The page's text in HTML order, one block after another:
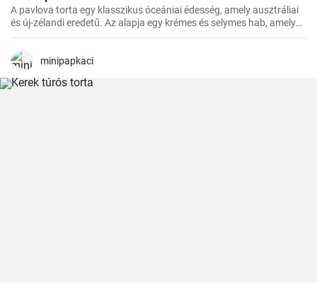
A pavlova torta egy klasszikus óceániai édesség, amely ausztráliai
és új-zélandi eredetű. Az alapja egy krémes és selymes hab, amelyet
a tetején friss gyümölcsökkel, például egyszerűen málnával vagy
minipapkaci